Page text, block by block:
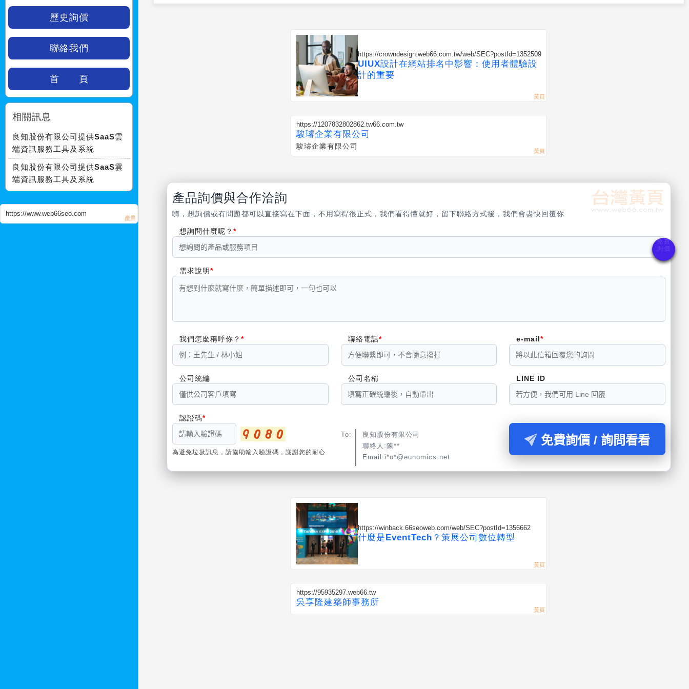
https://crowndesign.web66.com.tw/web/SEC?postId=1352509
UIUX設計在網站排名中影響：使用者體驗設
計的重要
https://1207832802862.tw66.com.tw
駿璿企業有限公司
駿璿企業有限公司
產品詢價與合作洽詢
嗨，想詢價或有問題都可以直接寫在下面，不用寫得很正式，我們看得懂就好，留下聯絡方式後，我們會盡快回覆你
想詢問什麼呢？
需求說明
我們怎麼稱呼你？ 聯絡電話 e-mail
公司統編 公司名稱 LINE ID
認證碼
為避免垃圾訊息，請協助輸入驗證碼，謝謝您的耐心
To:
良知股份有限公司
聯絡人:陳**
Email:i*o*@eunomics.net
免費詢價 / 詢問看看
https://winback.66seoweb.com/web/SEC?postId=1356662
什麼是EventTech？策展公司數位轉型
https://95935297.web66.tw
吳享隆建築師事務所
歷史詢價
聯絡我們
首 頁
相關訊息
良知股份有限公司提供SaaS雲
端資訊服務工具及系統
良知股份有限公司提供SaaS雲
端資訊服務工具及系統
https://www.web66seo.com